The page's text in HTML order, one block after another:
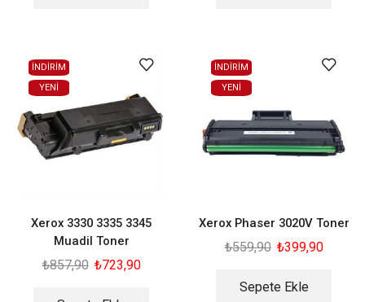
İNDİRİM
YENI
Xerox 3330 3335 3345
Muadil Toner
₺857,90 ₺723,90
İNDİRİM
YENI
Xerox Phaser 3020V Toner
₺559,90 ₺399,90
Sepete Ekle